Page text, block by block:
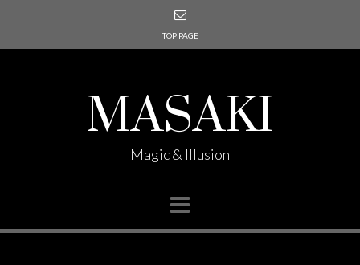
TOP PAGE
MASAKI
Magic & Illusion